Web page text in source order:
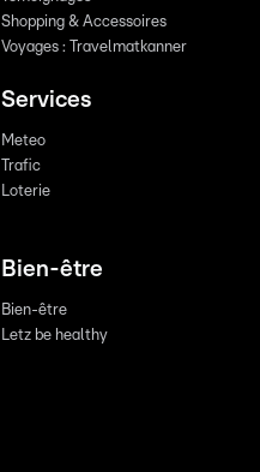
Shopping & Accessoires
Voyages : Travelmatkanner
Services
Meteo
Trafic
Loterie
Bien-être
Bien-être
Letz be healthy